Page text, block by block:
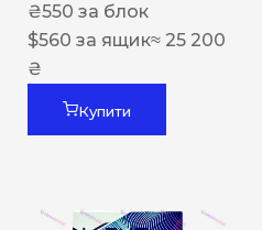
₴550 за блок
$560 за ящик≈ 25 200
₴
Купити